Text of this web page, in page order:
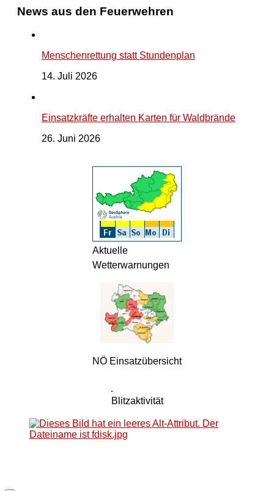
News aus den Feuerwehren
Menschenrettung statt Stundenplan
14. Juli 2026
Einsatzkräfte erhalten Karten für Waldbrände
26. Juni 2026
Aktuelle
Wetterwarnungen
NÖ Einsatzübersicht
Blitzaktivität